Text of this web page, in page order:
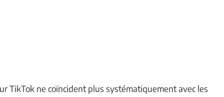
TikTok ne coïncident plus systématiquement avec les